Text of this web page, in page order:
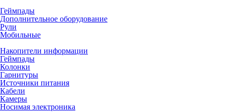
Геймпады
Дополнительное оборудование
Рули
Мобильные
Накопители информации
Геймпады
Колонки
Гарнитуры
Источники питания
Кабели
Камеры
Носимая электроника